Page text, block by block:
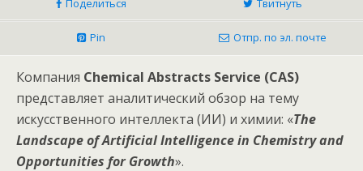
Поделиться Твитнуть
Pin Отпр. по эл. почте
Компания Chemical Abstracts Service (CAS)
представляет аналитический обзор на тему
искусственного интеллекта (ИИ) и химии: «The
Landscape of Artificial Intelligence in Chemistry and
Opportunities for Growth».